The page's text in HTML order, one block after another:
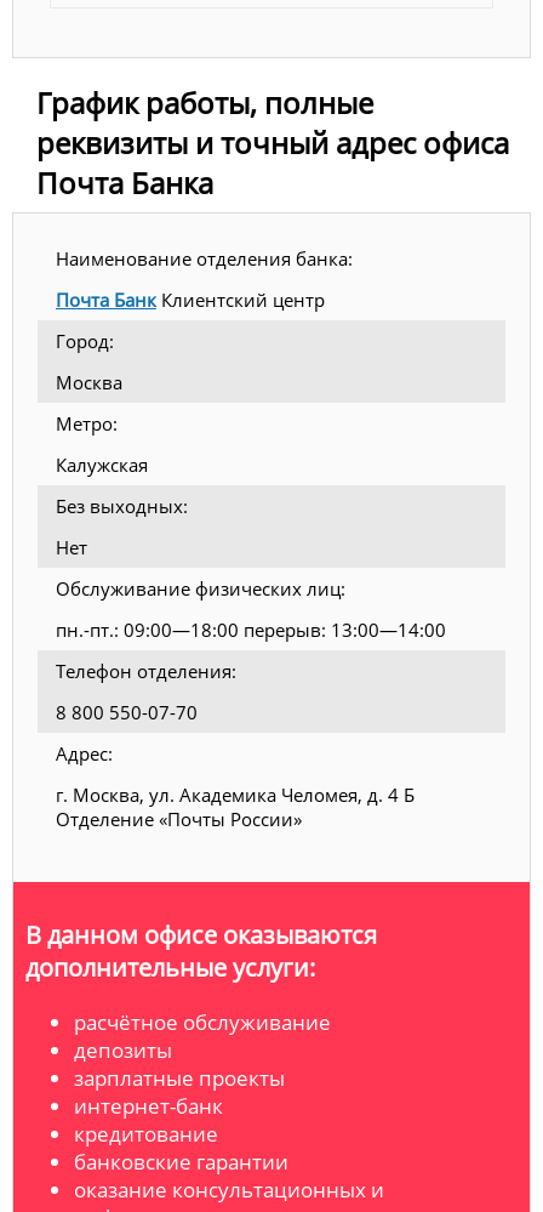
График работы, полные
реквизиты и точный адрес офиса
Почта Банка
Наименование отделения банка:
Почта БанкКлиентский центр
Город:
Москва
Метро:
Калужская
Без выходных:
Нет
Обслуживание физических лиц:
пн.-пт.: 09:00—18:00 перерыв: 13:00—14:00
Телефон отделения:
8 800 550-07-70
Адрес:
г. Москва, ул. Академика Челомея, д. 4 Б
Отделение «Почты России»
В данном офисе оказываются
дополнительные услуги:
расчётное обслуживание
депозиты
зарплатные проекты
интернет-банк
кредитование
банковские гарантии
оказание консультационных и